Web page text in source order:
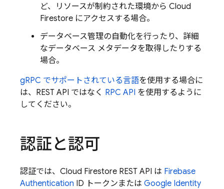
ど、リソースが制約された環境から Cloud
Firestore にアクセスする場合。
データベース管理の自動化を行ったり、詳細
なデータベース メタデータを取得したりする
場合。
gRPC でサポートされている言語を使用する場合に
は、REST API ではなく RPC API を使用するように
してください。
認証と認可
認証では、 Cloud Firestore REST API は Firebase
Authentication ID トークンまたは Google Identity